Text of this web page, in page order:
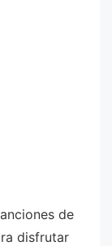
de
disfrutar